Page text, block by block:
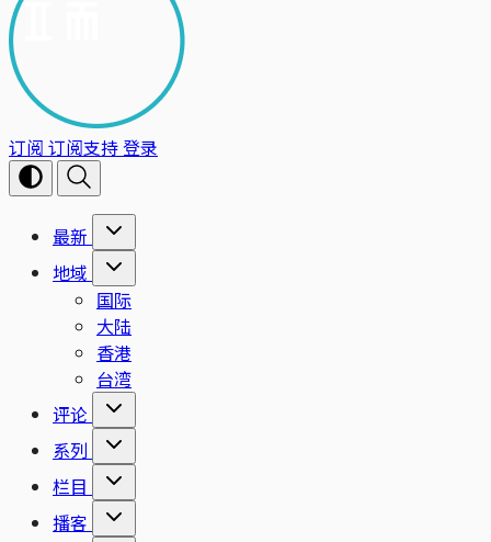
订阅 订阅支持登录
最新
地域
国际
大陆
香港
台湾
评论
系列
栏目
播客